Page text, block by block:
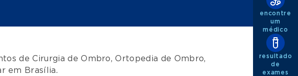
deCirurgia de Ombro,Ortopedia de Ombro,
em Brasília.
encontre
um
médico
resultado
de
exames